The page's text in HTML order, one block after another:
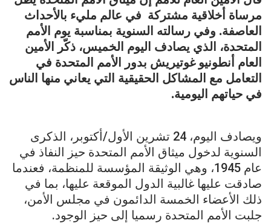
مرساة أخلاقية مشتركة في عالم مليء بالأحداث
العاصفة. وفي رسالته السنوية بمناسبة يوم الأمم
المتحدة، الذي يصادف اليوم الخميس، ذكّر الأمين
العام أنطونيو غوتيريش بدور الأمم المتحدة في
التعامل مع المشاكل الحقيقية التي يعاني منها الناس
في حياتهم اليومية.
ويصادف اليوم، 24 تشرين الأول/أكتوبر، الذكرى
السنوية لدخول ميثاق الأمم المتحدة حيز النفاذ في
عام 1945، وهي الوثيقة المؤسسة للمنظمة، فعندما
صادقت عليها غالبية الدول الموقعة عليها، بما في
ذلك الأعضاء الخمسة الدائمون في مجلس الأمن،
جلبت الأمم المتحدة رسميا إلى حيز الوجود.